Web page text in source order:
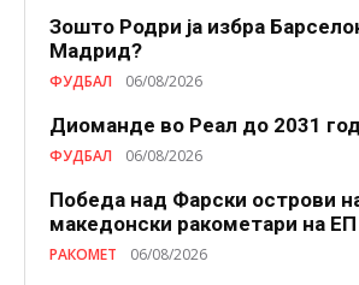
Зошто Родри ја избра
Мадрид?
ФУДБАЛ 06/08/2026
Диоманде во Реал до 2031
ФУДБАЛ 06/08/2026
Победа над Фарски острови
македонски ракометари на ЕП
РАКОМЕТ 06/08/2026